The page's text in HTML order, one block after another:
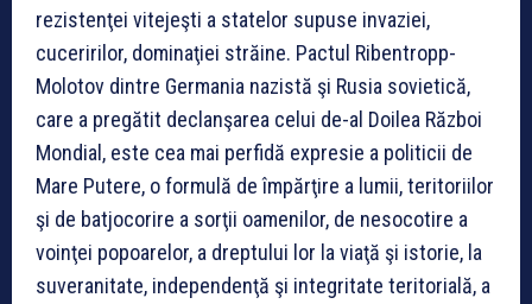
rezistenţei vitejeşti a statelor supuse invaziei,
cuceririlor, dominaţiei străine. Pactul Ribentropp-
Molotov dintre Germania nazistă şi Rusia sovietică,
care a pregătit declanşarea celui de-al Doilea Război
Mondial, este cea mai perfidă expresie a politicii de
Mare Putere, o formulă de împărţire a lumii, teritoriilor
şi de batjocorire a sorţii oamenilor, de nesocotire a
voinţei popoarelor, a dreptului lor la viaţă şi istorie, la
suveranitate, independenţă şi integritate teritorială, a